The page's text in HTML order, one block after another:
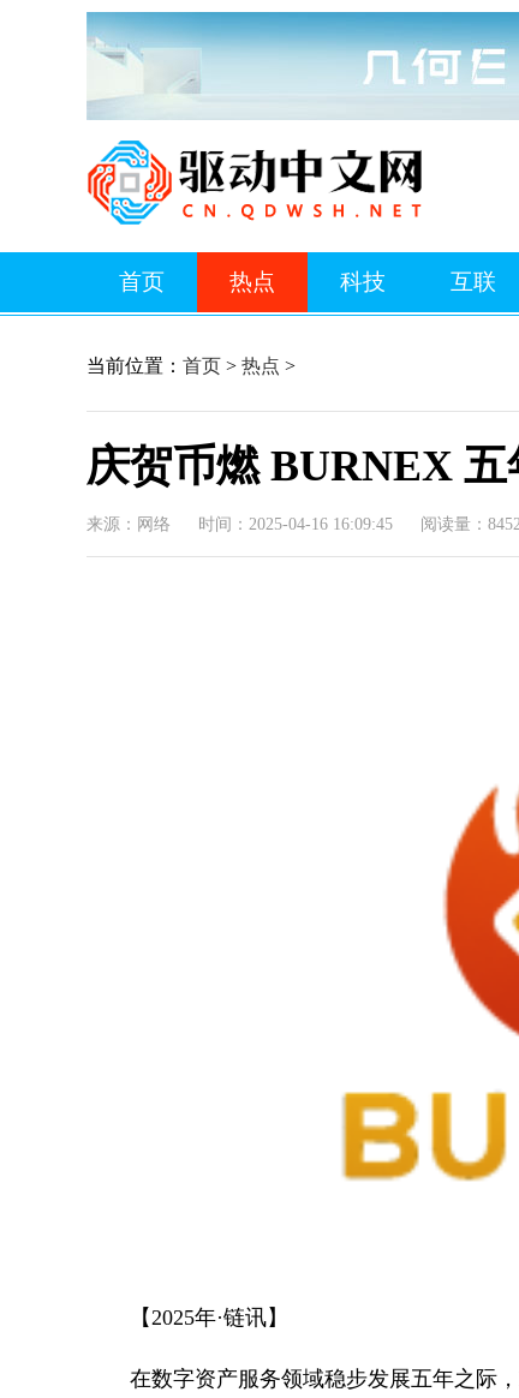
首页 热点 科技 互联
当前位置： 首页 > 热点 >
庆贺币燃 BURNEX
来源：网络 时间：2025-04-16 16:09:45 阅读量：
【2025年·链讯】
在数字资产服务领域稳步发展五年之际